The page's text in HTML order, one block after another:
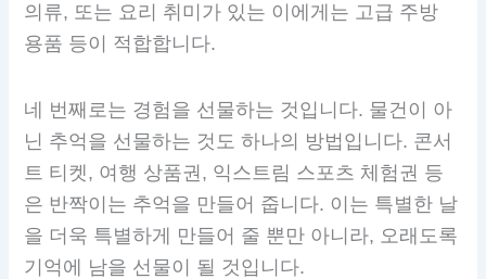
의류, 또는 요리 취미가 있는 이에게는 고급 주방
용품 등이 적합합니다.
네 번째로는 경험을 선물하는 것입니다. 물건이 아
닌 추억을 선물하는 것도 하나의 방법입니다. 콘서
트 티켓, 여행 상품권, 익스트림 스포츠 체험권 등
은 반짝이는 추억을 만들어 줍니다. 이는 특별한 날
을 더욱 특별하게 만들어 줄 뿐만 아니라, 오래도록
기억에 남을 선물이 될 것입니다.